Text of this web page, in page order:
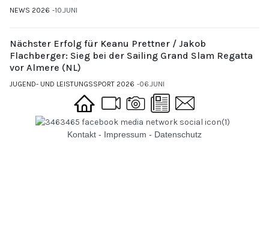
NEWS 2026 10.JUNI
Nächster Erfolg für Keanu Prettner / Jakob
Flachberger: Sieg bei der Sailing Grand Slam Regatta
vor Almere (NL)
JUGEND- UND LEISTUNGSSPORT 2026 06.JUNI
Kontakt - Impressum - Datenschutz